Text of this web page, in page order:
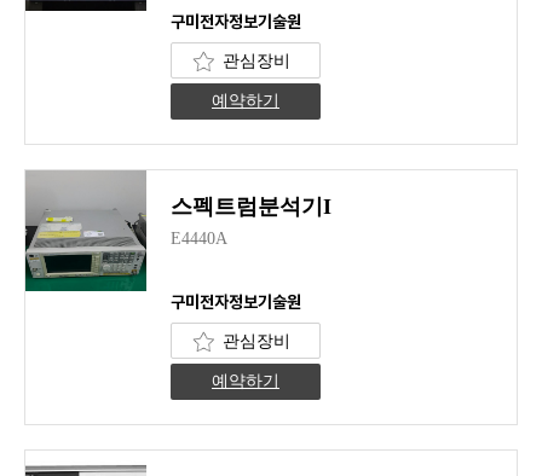
구미전자정보기술원
관심장비
예약하기
스펙트럼분석기I
E4440A
구미전자정보기술원
관심장비
예약하기